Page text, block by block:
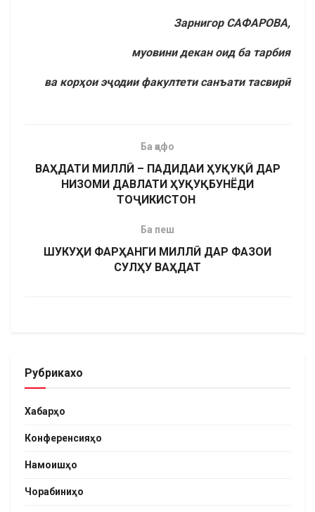
Зарнигор САФАРОВА,
муовини декан оид ба тарбия
ва корҳои эҷодии факултети санъати тасвирӣ
Ба қафо
ВАҲДАТИ МИЛЛӢ – ПАДИДАИ ҲУҚУҚӢ ДАР
НИЗОМИ ДАВЛАТИ ҲУҚУҚБУНЁДИ
ТОҶИКИСТОН
Ба пеш
ШУКУҲИ ФАРҲАНГИ МИЛЛӢ ДАР ФАЗОИ
СУЛҲУ ВАҲДАТ
Рубрикахо
Хабарҳо
Конференсияҳо
Намоишҳо
Чорабиниҳо